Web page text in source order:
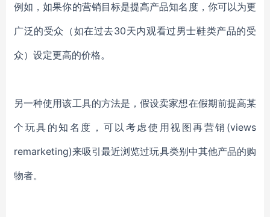
例如，如果你的营销目标是提高产品知名度，你可以为更
广泛的受众（如在过去30天内观看过男士鞋类产品的受
众）设定更高的价格。
另一种使用该工具的方法是，假设卖家想在假期前提高某
个玩具的知名度，可以考虑使用视图再营销(views
remarketing)来吸引最近浏览过玩具类别中其他产品的购
物者。